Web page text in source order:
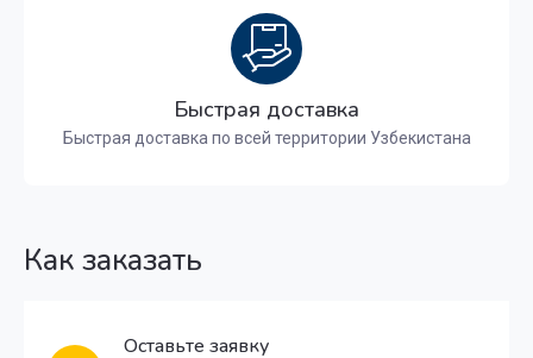
Быстрая доставка
Быстрая доставка по всей территории Узбекистана
Как заказать
Оставьте заявку